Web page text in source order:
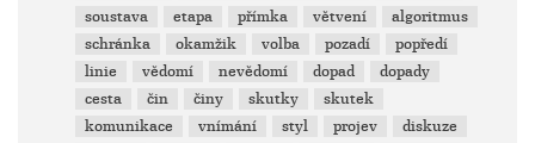
soustava
etapa přímka větvení
algoritmus
schránka
okamžik volba pozadí
popředí
linie
vědomí nevědomí dopad
dopady
cesta
čin činy skutky
skutek
komunikace
vnímání styl projev
diskuze